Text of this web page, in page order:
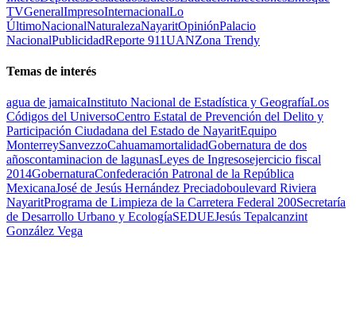
TVGeneralImpresoInternacionalLo
ÚltimoNacionalNaturalezaNayaritOpiniónPalacio
NacionalPublicidadReporte 911UANZona Trendy
Temas de interés
agua de jamaicaInstituto Nacional de Estadística y GeografíaLos
Códigos del UniversoCentro Estatal de Prevención del Delito y
Participación Ciudadana del Estado de NayaritEquipo
MonterreySanvezzoCahuamamortalidadGobernatura de dos
añoscontaminacion de lagunasLeyes de Ingresosejercicio fiscal
2014GobernaturaConfederación Patronal de la República
MexicanaJosé de Jesús Hernández Preciadoboulevard Riviera
NayaritPrograma de Limpieza de la Carretera Federal 200Secretaría
de Desarrollo Urbano y EcologíaSEDUEJesús Tepalcanzint
González Vega